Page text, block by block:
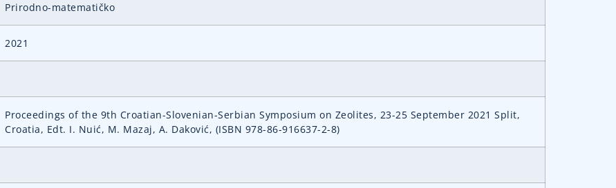
Prirodno-matematičko
2021
Proceedings of the 9th Croatian-Slovenian-Serbian Symposium on Zeolites, 23-25 September 2021 Split,
Croatia, Edt. I. Nuić, M. Mazaj, A. Daković, (ISBN 978-86-916637-2-8)